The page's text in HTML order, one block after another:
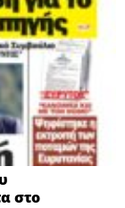
στο